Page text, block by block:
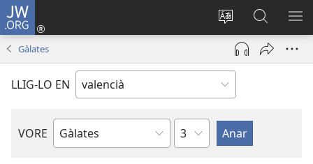
JW.ORG
Canviar
l'idioma
Iniciar
sessió
una
Busca
a
JW.ORG
Gàlates
LLIG-LO EN
VORE
Llibre
Capítol